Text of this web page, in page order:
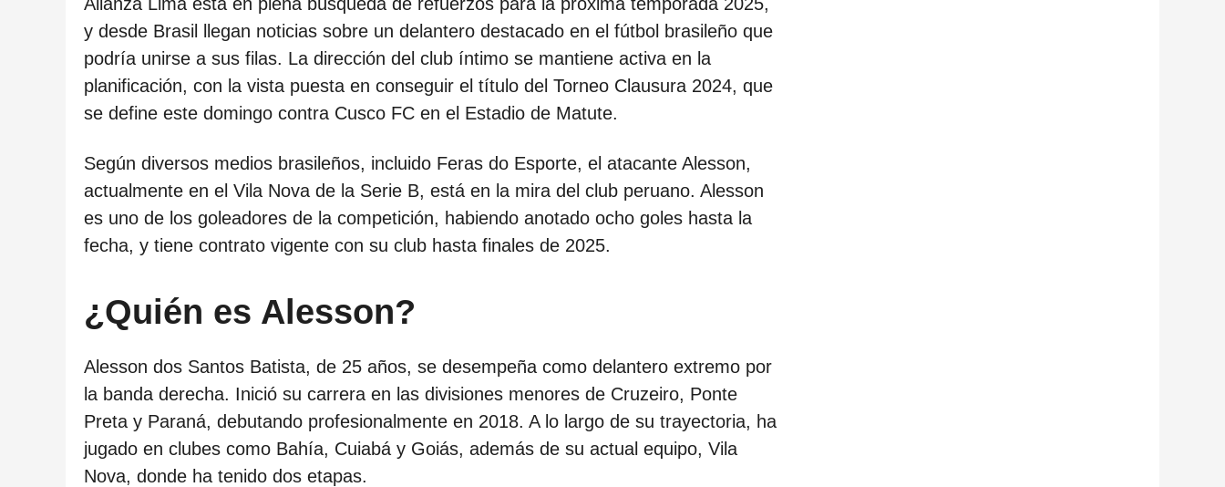
o
s
d
e
d
e
l
a
u
b
i
c
a
c
y desde Brasil llegan noticias sobre un delantero destacado en el fútbol brasileño que
podría unirse a sus filas. La dirección del club íntimo se mantiene activa en la
planificación, con la vista puesta en conseguir el título del Torneo Clausura 2024, que
se define este domingo contra Cusco FC en el Estadio de Matute.
Según diversos medios brasileños, incluido Feras do Esporte, el atacante Alesson,
actualmente en el Vila Nova de la Serie B, está en la mira del club peruano. Alesson
es uno de los goleadores de la competición, habiendo anotado ocho goles hasta la
fecha, y tiene contrato vigente con su club hasta finales de 2025.
¿Quién es Alesson?
Alesson dos Santos Batista, de 25 años, se desempeña como delantero extremo por
la banda derecha. Inició su carrera en las divisiones menores de Cruzeiro, Ponte
Preta y Paraná, debutando profesionalmente en 2018. A lo largo de su trayectoria, ha
jugado en clubes como Bahía, Cuiabá y Goiás, además de su actual equipo, Vila
Nova, donde ha tenido dos etapas.